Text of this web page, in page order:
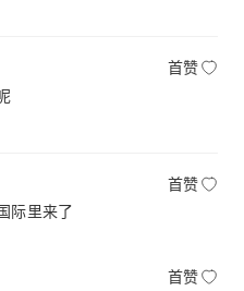
首赞
首赞
际里来了
首赞